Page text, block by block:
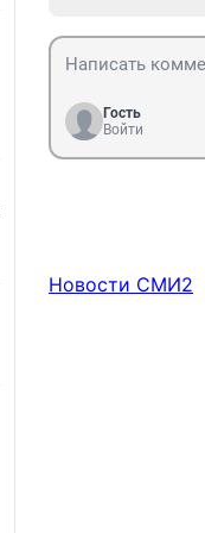
Гость
Войти
Новости СМИ2